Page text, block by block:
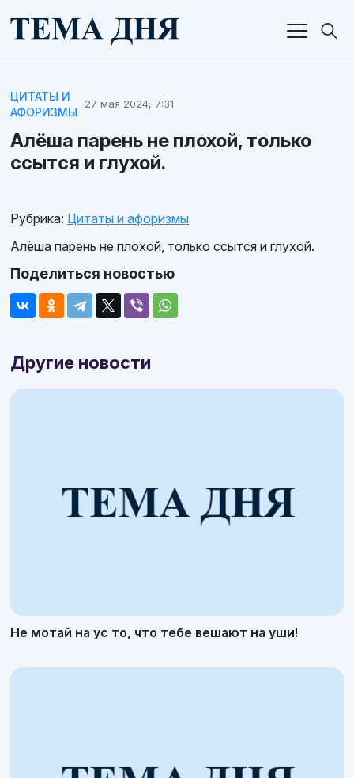
ЦИТАТЫ И
АФОРИЗМЫ
27 мая 2024, 7:31
Алёша парень не плохой, только
ссытся и глухой.
Рубрика: Цитаты и афоризмы
Алёша парень не плохой, только ссытся и глухой.
Поделиться новостью
Другие новости
Не мотай на ус то, что тебе вешают на уши!